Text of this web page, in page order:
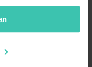
zorgen we ervoor dat
maat verloopt!